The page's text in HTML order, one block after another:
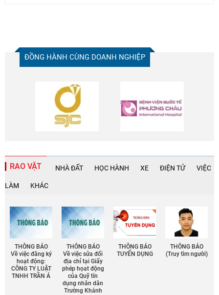
ĐỒNG HÀNH CÙNG DOANH NGHIỆP
RAO VẶT NHÀ ĐẤT HỌC HÀNH XE ĐIỆN TỬ VIỆC
LÀM KHÁC
THÔNG BÁO
Về việc đăng ký
hoạt động:
CÔNG TY LUẬT
TNHH TRẦN Á
THÔNG BÁO
Về việc sửa đổi
địa chỉ tại Giấy
phép họat động
của Quỹ tín
dụng nhân dân
Trường Khánh
THÔNG BÁO
TUYỂN DỤNG
THÔNG BÁO
(Truy tìm người)